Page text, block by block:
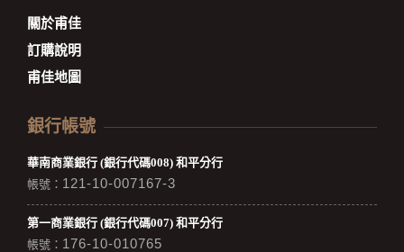
關於甫佳
訂購說明
甫佳地圖
銀行帳號
華南商業銀行 (銀行代碼008) 和平分行
帳號： 121-10-007167-3
第一商業銀行 (銀行代碼007) 和平分行
帳號： 176-10-010765